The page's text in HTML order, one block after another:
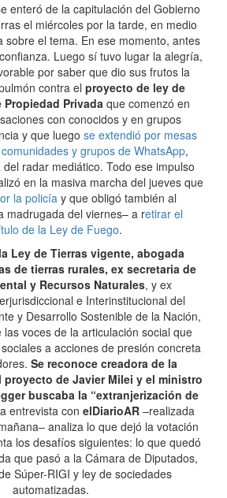
enteró de la capitulación del Gobierno
el miércoles por la tarde, en medio
sobre el tema. En ese momento, antes
Luego sí tuvo lugar la alegría,
por saber que dio sus frutos la
contra el proyecto de ley de
Privadaque comenzó en
con conocidos y en grupos
y que luego se extendió por mesas
y grupos de WhatsApp,
radar mediático. Todo ese impulso
en la masiva marcha del jueves que
la policía y que obligó también al
madrugada del viernes– a retirar el
de la Ley de Fuego.
Ley de Tierras vigente, abogada
de tierras rurales, ex secretaria de
y Recursos Naturales, y ex
e Interinstitucional del
y Desarrollo Sostenible de la Nación,
voces de la articulación social que
a acciones de presión concreta
Se reconoce creadora de la
de Javier Milei y el ministro
buscaba la “extranjerización de
entrevista con elDiarioAR–realizada
analiza lo que dejó la votación
los desafíos siguientes: lo que quedó
que pasó a la Cámara de Diputados,
Súper-RIGI y ley de sociedades
automatizadas.